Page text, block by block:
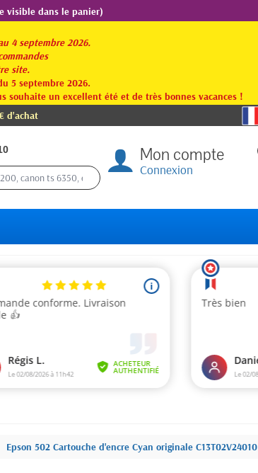
visible dans le panier)
4 septembre 2026.
site.
5 septembre 2026.
souhaite un excellent été et de très bonnes vacances !
d'achat
Mon compte
Connexion
Epson 502 Cartouche d'encre Cyan originale C13T02V24010